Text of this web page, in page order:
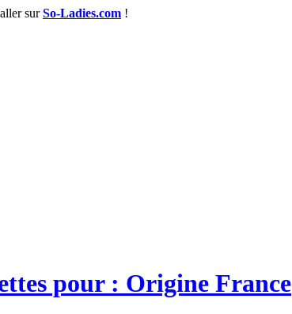
surSo-Ladies.com !
pour : Origine France